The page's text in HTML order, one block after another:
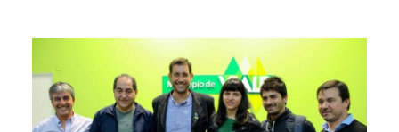
GOBIERNO
HCD
TRÁMITES Y SERVICIOS